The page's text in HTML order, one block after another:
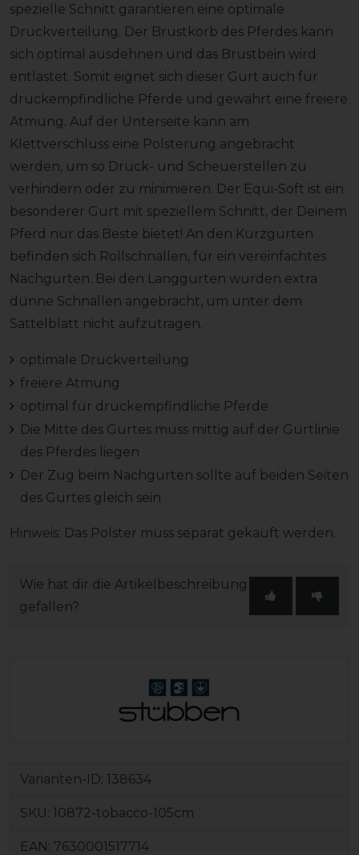
spezielle Schnitt garantieren eine optimale
Druckverteilung. Der Brustkorb des Pferdes kann
sich optimal ausdehnen und das Brustbein wird
entlastet. Somit eignet sich dieser Gurt auch für
druckempfindliche Pferde und gewährt eine freiere
Atmung. Auf der Unterseite kann am
Klettverschluss eine Polsterung angebracht
werden, um so Druck- und Scheuerstellen zu
verhindern oder zu minimieren. Der Equi-Soft ist ein
besonderer Gurt mit speziellem Schnitt, der Deinem
Pferd nur das Beste bietet! An den Kurzgurten
befinden sich Rollschnallen, für ein vereinfachtes
Nachgurten. Bei den Langgurten wurden extra
dünne Schnallen angebracht, um unter dem
Sattelblatt nicht aufzutragen.
optimale Druckverteilung
freiere Atmung
optimal für druckempfindliche Pferde
Die Mitte des Gurtes muss mittig auf der Gurtlinie
des Pferdes liegen
Der Zug beim Nachgurten sollte auf beiden Seiten
des Gurtes gleich sein
Hinweis: Das Polster muss separat gekauft werden.
Wie hat dir die Artikelbeschreibung
gefallen?
Varianten-ID: 138634
SKU: 10872-tobacco-105cm
EAN: 7630001517714